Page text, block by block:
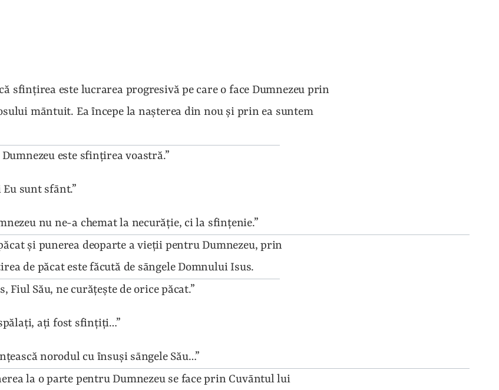
sfinţirea este lucrarea progresivă pe care o face Dumnezeu prin
māntuit. Ea īncepe la naşterea din nou şi prin ea suntem
este sfinţirea voastră.”
sunt sfānt.”
nu ne-a chemat la necurăţie, ci la sfinţenie.”
şi punerea deoparte a vieţii pentru Dumnezeu, prin
de păcat este făcută de sāngele Domnului Isus.
Fiul Său, ne curăţeşte de orice păcat.”
aţi fost sfinţiţi…”
norodul cu īnsuşi sāngele Său…”
la o parte pentru Dumnezeu se face prin Cuvāntul lui